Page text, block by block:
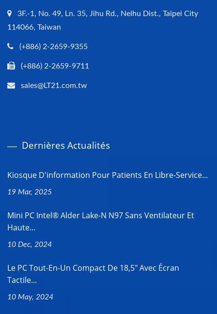
3F.-1, No. 49, Ln. 35, Jihu Rd., Neihu Dist., Taipei City
114066, Taiwan
(+886) 2-2659-9355
(+886) 2-2659-9711
sales@LT21.com.tw
Dernières Actualités
Kiosque D'information Pour Patients En Libre-Service...
19 Mar, 2025
Mini PC Intel® Alder Lake-N N97 Sans Ventilateur Et
Haute...
10 Dec, 2024
Le PC Tout-En-Un Compact De 18,5" Avec Écran
Tactile...
10 May, 2024